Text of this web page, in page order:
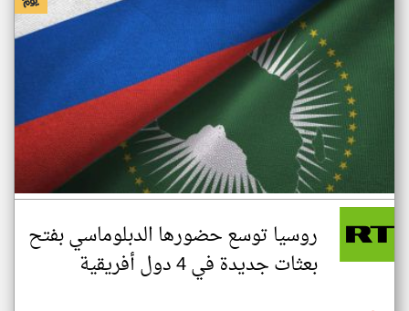
روسيا توسع حضورها الدبلوماسي بفتح
بعثات جديدة في 4 دول أفريقية